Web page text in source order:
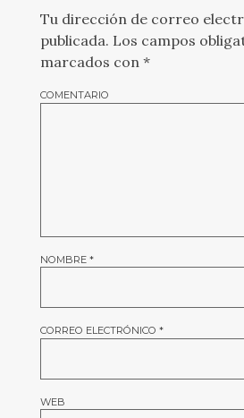
Tu dirección de correo
publicada. Los campos
marcados con *
COMENTARIO
NOMBRE *
CORREO ELECTRÓNICO *
WEB